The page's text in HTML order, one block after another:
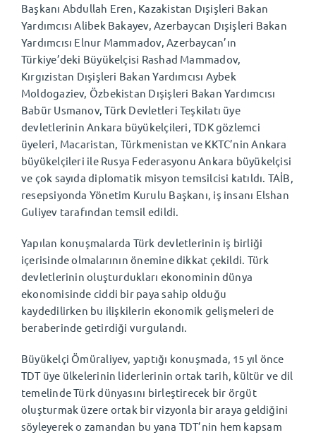
Başkanı Abdullah Eren, Kazakistan Dışişleri Bakan
Yardımcısı Alibek Bakayev, Azerbaycan Dışişleri Bakan
Yardımcısı Elnur Mammadov, Azerbaycan’ın
Türkiye’deki Büyükelçisi Rashad Mammadov,
Kırgızistan Dışişleri Bakan Yardımcısı Aybek
Moldogaziev, Özbekistan Dışişleri Bakan Yardımcısı
Babür Usmanov, Türk Devletleri Teşkilatı üye
devletlerinin Ankara büyükelçileri, TDK gözlemci
üyeleri, Macaristan, Türkmenistan ve KKTC’nin Ankara
büyükelçileri ile Rusya Federasyonu Ankara büyükelçisi
ve çok sayıda diplomatik misyon temsilcisi katıldı. TAİB,
resepsiyonda Yönetim Kurulu Başkanı, iş insanı Elshan
Guliyev tarafından temsil edildi.
Yapılan konuşmalarda Türk devletlerinin iş birliği
içerisinde olmalarının önemine dikkat çekildi. Türk
devletlerinin oluşturdukları ekonominin dünya
ekonomisinde ciddi bir paya sahip olduğu
kaydedilirken bu ilişkilerin ekonomik gelişmeleri de
beraberinde getirdiği vurgulandı.
Büyükelçi Ömüraliyev, yaptığı konuşmada, 15 yıl önce
TDT üye ülkelerinin liderlerinin ortak tarih, kültür ve dil
temelinde Türk dünyasını birleştirecek bir örgüt
oluşturmak üzere ortak bir vizyonla bir araya geldiğini
söyleyerek o zamandan bu yana TDT’nin hem kapsam